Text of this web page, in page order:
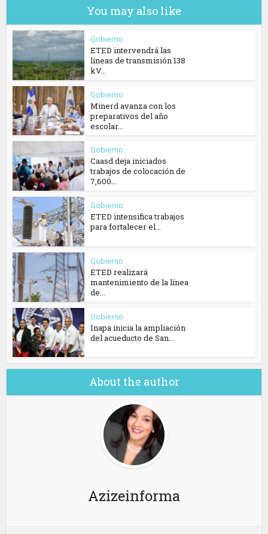
You may also like
Gobierno
ETED intervendrá las
líneas de transmisión 138
kV...
Gobierno
Minerd avanza con los
preparativos del año
escolar...
Gobierno
Caasd deja iniciados
trabajos de colocación de
7,600...
Gobierno
ETED intensifica trabajos
para fortalecer el...
Gobierno
ETED realizará
mantenimiento de la línea
de...
Gobierno
Inapa inicia la ampliación
del acueducto de San...
About the author
Azizeinforma